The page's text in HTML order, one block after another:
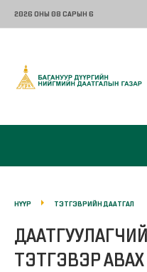
2026 ОНЫ 08 САРЫН 6
НҮҮР ТЭТГЭВРИЙН ДААТГАЛ
ТЭТГЭВЭР